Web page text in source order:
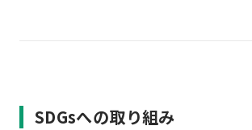
SDGsへの取り組み